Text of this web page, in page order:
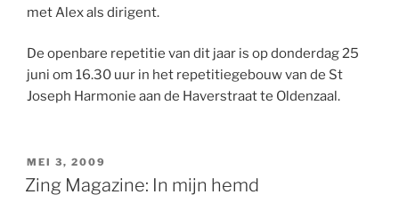
met Alex als dirigent.
De openbare repetitie van dit jaar is op donderdag 25
juni om 16.30 uur in het repetitiegebouw van de St
Joseph Harmonie aan de Haverstraat te Oldenzaal.
GEPLAATST
OP
MEI 3, 2009
Zing Magazine: In mijn hemd